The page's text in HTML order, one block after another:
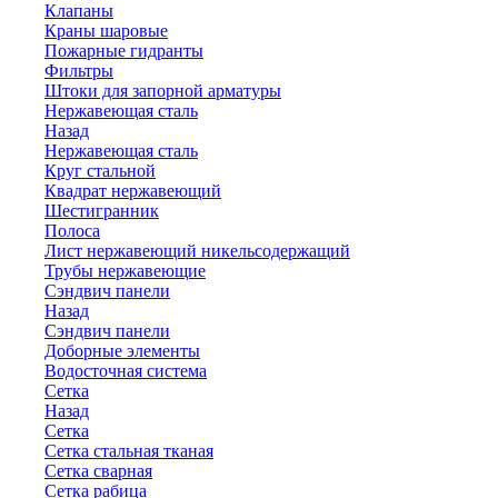
Клапаны
Краны шаровые
Пожарные гидранты
Фильтры
Штоки для запорной арматуры
Нержавеющая сталь
Назад
Нержавеющая сталь
Круг стальной
Квадрат нержавеющий
Шестигранник
Полоса
Лист нержавеющий никельсодержащий
Трубы нержавеющие
Сэндвич панели
Назад
Сэндвич панели
Доборные элементы
Водосточная система
Сетка
Назад
Сетка
Сетка стальная тканая
Сетка сварная
Сетка рабица